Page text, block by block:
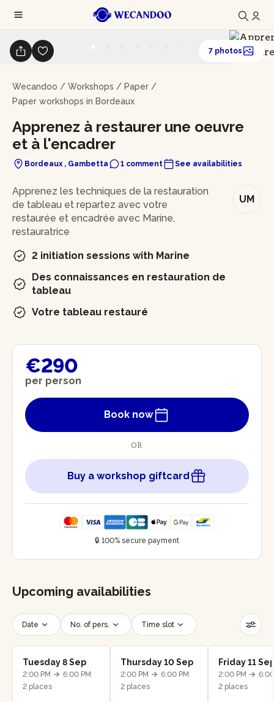
Wecandoo / Workshops / Paper /
Paper workshops in Bordeaux
Apprenez à restaurer une oeuvre
et à l'encadrer
Bordeaux , Gambetta 1 comment See availabilities
7 photos
In brief
UM
Apprenez les techniques de la restauration
de tableau et repartez avec votre
restaurée et encadrée avec Marine,
restauratrice
2 initiation sessions with Marine
Des connaissances en restauration de
tableau
Votre tableau restauré
€290
per person
Book now
OR
Buy a workshop giftcard
🔒 100% secure payment
Upcoming availabilities
Date No. of pers. Time slot
Reset filters
Tuesday 8 Sep
2:00 PM
6:00 PM
2 places
Thursday 10 Sep
2:00 PM
6:00 PM
2 places
Friday 11
2:00 PM
2 places